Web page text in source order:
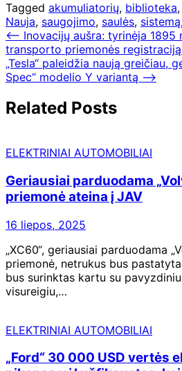
Tagged akumuliatorių, biblioteka,
Nauja, saugojimo, saulės, sistemą
Navigacija
tarp
įrašų
⟵ Inovacijų aušra: tyrinėja 1895
transporto priemonės
„Tesla“ paleidžia naują greičiau,
Spec“ modelio Y variantą ⟶
Related Posts
ELEKTRINIAI AUTOMOBILIAI
Geriausiai parduodama
priemonė ateina į JAV
16 liepos, 2025
„XC60“, geriausiai parduodama
priemonė, netrukus bus
bus surinktas kartu su
visureigiu,…
ELEKTRINIAI AUTOMOBILIAI
„Ford“ 30 000 USD vertės